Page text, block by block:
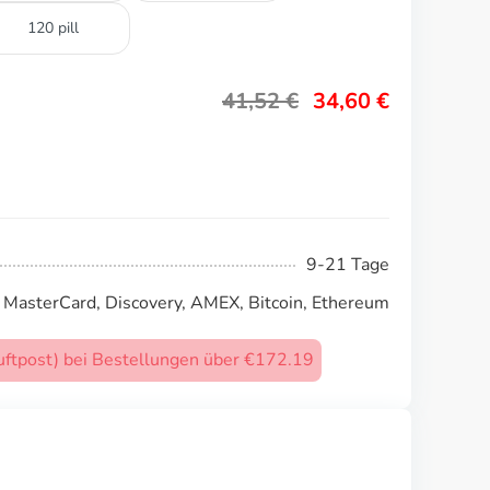
120 pill
41,52€ 34,60€
9-21 Tage
Discovery, AMEX, Bitcoin, Ethereum
bei Bestellungen über €172.19